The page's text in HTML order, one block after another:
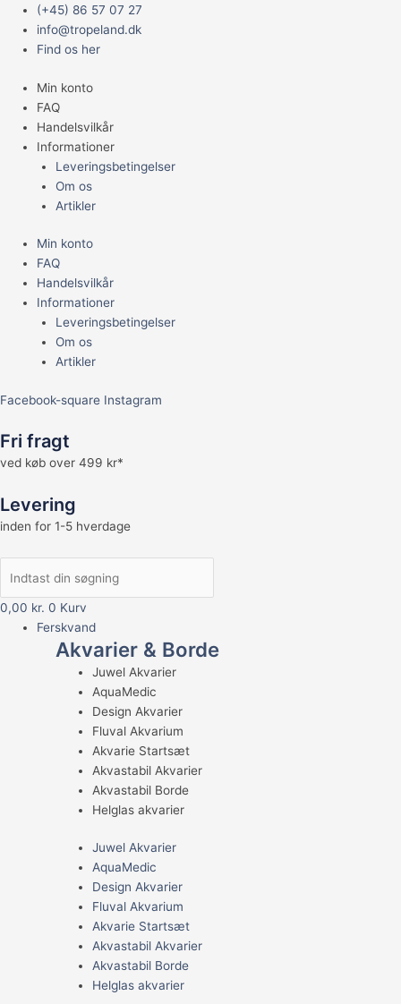
indholdet
(+45) 86 57 07 27
info@tropeland.dk
Find os her
Min konto
FAQ
Handelsvilkår
Informationer
Leveringsbetingelser
Om os
Artikler
Min konto
FAQ
Handelsvilkår
Informationer
Leveringsbetingelser
Om os
Artikler
Facebook-square Instagram
Fri fragt
ved køb over 499 kr*
Levering
inden for 1-5 hverdage
0,00 kr. 0 Kurv
Main
Menu
Ferskvand
Akvarier & Borde
Juwel Akvarier
AquaMedic
Design Akvarier
Fluval Akvarium
Akvarie Startsæt
Akvastabil Akvarier
Akvastabil Borde
Helglas akvarier
Juwel Akvarier
AquaMedic
Design Akvarier
Fluval Akvarium
Akvarie Startsæt
Akvastabil Akvarier
Akvastabil Borde
Helglas akvarier
JR
Farm
Grainless
750g
antal